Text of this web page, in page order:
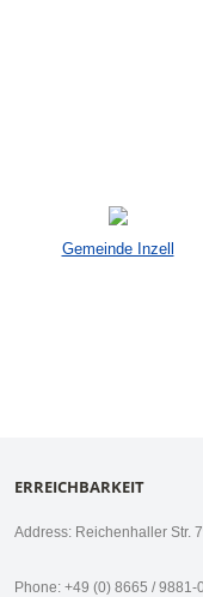
Gemeinde Inzell
ERREICHBARKEIT
Address: Reichenhaller Str.
Phone: +49 (0) 8665 / 9881-